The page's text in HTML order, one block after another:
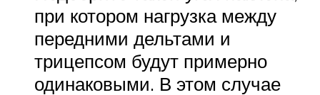
при котором нагрузка между
передними дельтами и
трицепсом будут примерно
одинаковыми. В этом случае